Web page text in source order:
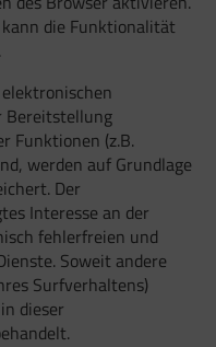
die Funktionalität
Bereitstellung
Funktionen (z.B.
werden auf Grundlage
Der
Interesse an der
fehlerfreien und
Soweit andere
Surfverhaltens)
dieser